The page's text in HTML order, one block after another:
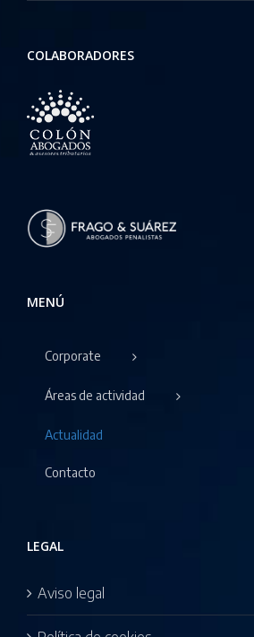
COLABORADORES
MENÚ
Corporate
Áreas de actividad
Actualidad
Contacto
LEGAL
Aviso legal